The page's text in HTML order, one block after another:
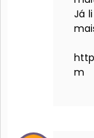
Já
m